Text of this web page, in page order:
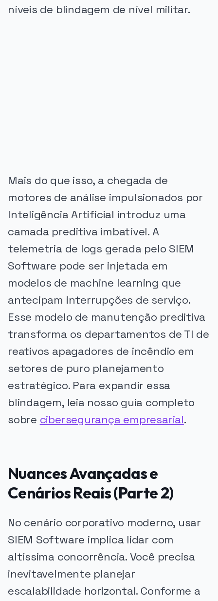
níveis de blindagem de nível militar.
Mais do que isso, a chegada de
motores de análise impulsionados por
Inteligência Artificial introduz uma
camada preditiva imbatível. A
telemetria de logs gerada pelo SIEM
Software pode ser injetada em
modelos de machine learning que
antecipam interrupções de serviço.
Esse modelo de manutenção preditiva
transforma os departamentos de TI de
reativos apagadores de incêndio em
setores de puro planejamento
estratégico. Para expandir essa
blindagem, leia nosso guia completo
sobre cibersegurança empresarial.
Nuances Avançadas e
Cenários Reais (Parte 2)
No cenário corporativo moderno, usar
SIEM Software implica lidar com
altíssima concorrência. Você precisa
inevitavelmente planejar
escalabilidade horizontal. Conforme a